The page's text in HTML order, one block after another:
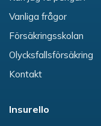
Vanliga frågor
Försäkringsskolan
Olycksfallsförsäkring
Kontakt
Insurello